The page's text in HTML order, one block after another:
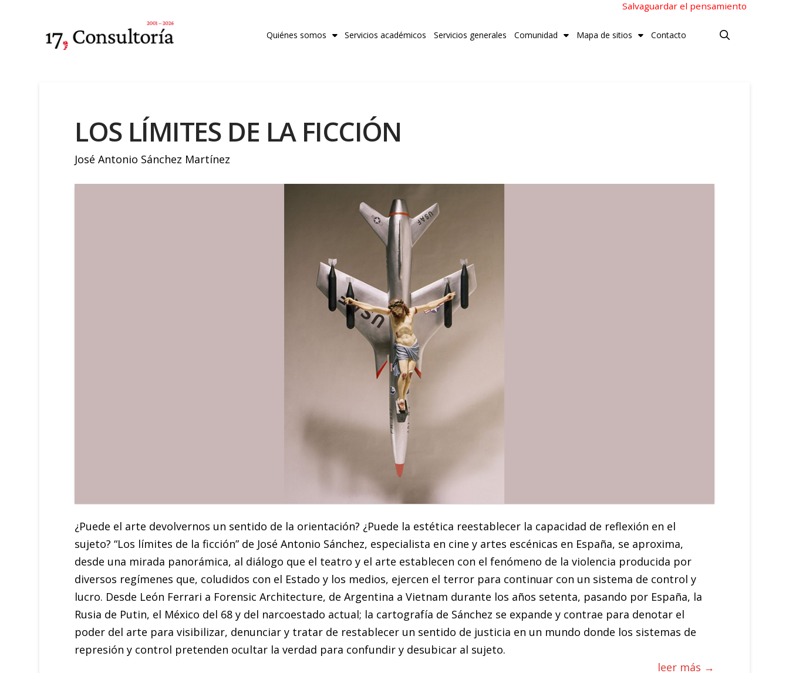
Salvaguardar el pensamiento
Quiénes somos Servicios académicos Servicios generales Comunidad Mapa de sitios Contacto
LOS LÍMITES DE LA FICCIÓN
José Antonio Sánchez Martínez
¿Puede el arte devolvernos un sentido de la orientación? ¿Puede la estética reestablecer la capacidad de reflexión en el
sujeto? “Los límites de la ficción” de José Antonio Sánchez, especialista en cine y artes escénicas en España, se aproxima,
desde una mirada panorámica, al diálogo que el teatro y el arte establecen con el fenómeno de la violencia producida por
diversos regímenes que, coludidos con el Estado y los medios, ejercen el terror para continuar con un sistema de control y
lucro. Desde León Ferrari a Forensic Architecture, de Argentina a Vietnam durante los años setenta, pasando por España, la
Rusia de Putin, el México del 68 y del narcoestado actual; la cartografía de Sánchez se expande y contrae para denotar el
poder del arte para visibilizar, denunciar y tratar de restablecer un sentido de justicia en un mundo donde los sistemas de
represión y control pretenden ocultar la verdad para confundir y desubicar al sujeto.
leer más →